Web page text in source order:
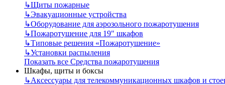
↳Щиты пожарные
↳Эвакуационные устройства
↳Оборудование для аэрозольного пожаротушения
↳Пожаротушение для 19" шкафов
↳Типовые решения «Пожаротушение»
↳Установки распыления
Показать все Средства пожаротушения
Шкафы, щиты и боксы
↳Аксессуары для телекоммуникационных шкафов и